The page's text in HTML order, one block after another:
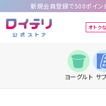
新規会員登録で500ポイン
オトク
ヨーグルト サ